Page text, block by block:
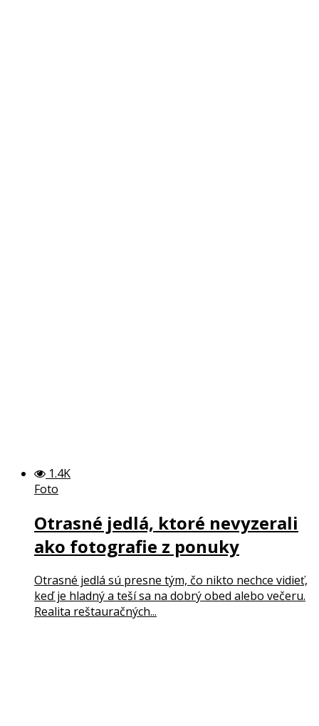
1.4K
Foto
Otrasné jedlá, ktoré nevyzerali
ako fotografie z ponuky
Otrasné jedlá sú presne tým, čo nikto nechce vidieť,
keď je hladný a teší sa na dobrý obed alebo večeru.
Realita reštauračných...